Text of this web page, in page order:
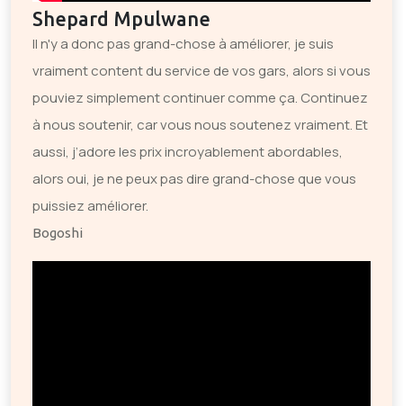
Shepard Mpulwane
Il n'y a donc pas grand-chose à améliorer, je suis
vraiment content du service de vos gars, alors si vous
pouviez simplement continuer comme ça. Continuez
à nous soutenir, car vous nous soutenez vraiment. Et
aussi, j’adore les prix incroyablement abordables,
alors oui, je ne peux pas dire grand-chose que vous
puissiez améliorer.
Bogoshi